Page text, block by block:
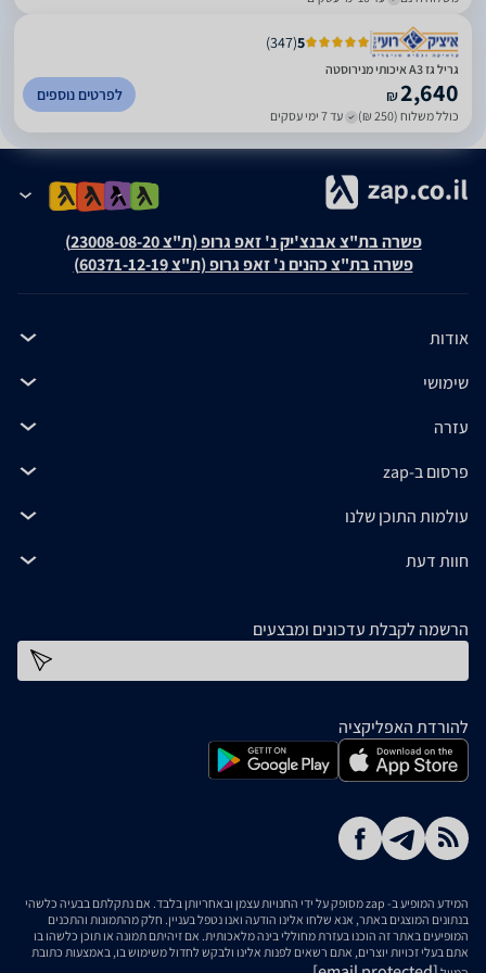
5
(
347
)
גריל גז A3 איכותי מנירוסטה
₪2,640
כולל משלוח (250 ₪) עד 7 ימי עסקים
לפרטים נוספים
פשרה בת"צ אבנצ'יק נ' זאפ גרופ (ת"צ 23008-08-20)
פשרה בת"צ כהנים נ' זאפ גרופ (ת"צ 60371-12-19)
אודות
שימושי
עזרה
פרסום ב-zap
עולמות התוכן שלנו
חוות דעת
הרשמה לקבלת עדכונים ומבצעים
להורדת האפליקציה
המידע המופיע ב- zap מסופק על ידי החנויות עצמן ובאחריותן בלבד. אם נתקלתם בבעיה כלשהי
בנתונים המוצגים באתר, אנא שלחו אלינו הודעה ואנו נטפל בעניין. חלק מהתמונות והתכנים
המופיעים באתר זה הוכנו בעזרת מחוללי בינה מלאכותית. אם זיהיתם תמונה או תוכן כלשהו בו
אתם בעלי זכויות יוצרים, אתם רשאים לפנות אלינו ולבקש לחדול משימוש בו, באמצעות כתובת